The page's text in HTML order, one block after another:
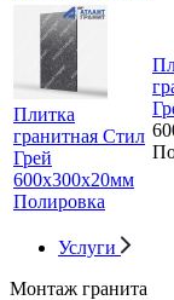
Плитка
гранитная Стил
Грей
600x300x20мм
Полировка
Услуги
Монтаж гранита